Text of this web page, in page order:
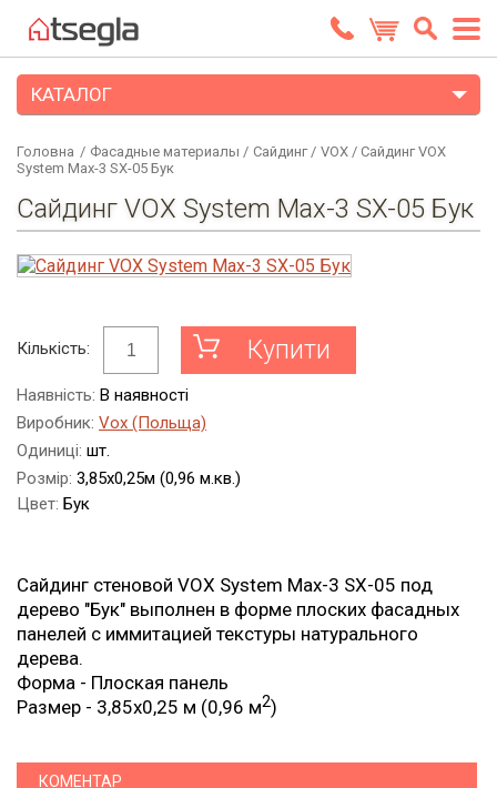
Головна / Фасадные материалы / Сайдинг / VOX / Сайдинг VOX
System Max-3 SX-05 Бук
Сайдинг VOX System Max-3 SX-05 Бук
Кількість: Купити
Наявність: В наявності
Виробник: Vox (Польща)
Одиниці: шт.
Розмір: 3,85х0,25м (0,96 м.кв.)
Цвет: Бук
Сайдинг стеновой VOX System Max-3 SX-05 под
дерево "Бук" выполнен в форме плоских фасадных
панелей с иммитацией текстуры натурального
дерева.
Форма - Плоская панель
Размер - 3,85х0,25 м (0,96 м2)
КОМЕНТАР
КАТАЛОГ